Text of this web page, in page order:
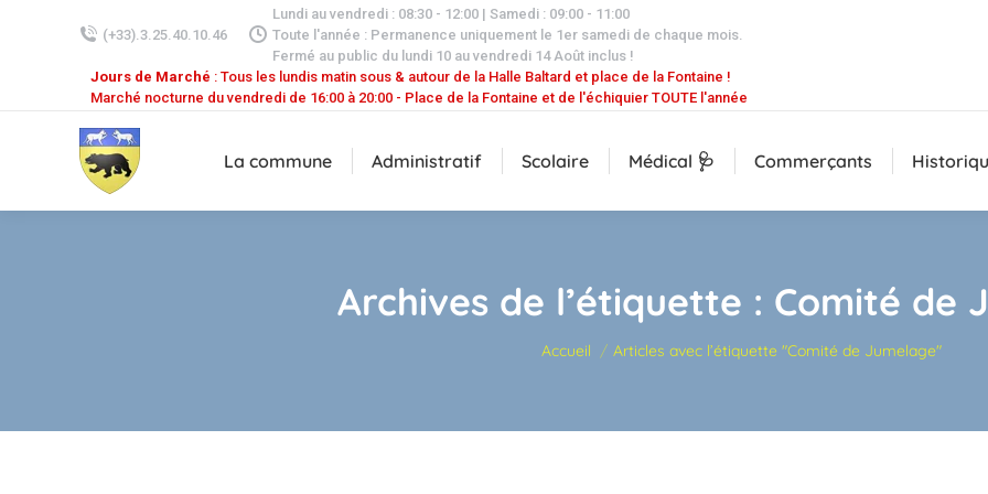
(+33).3.25.40.10.46
Lundi au vendredi : 08:30 - 12:00 | Samedi : 09:00 - 11:00
Toute l'année : Permanence uniquement le 1er samedi de chaque mois.
Fermé au public du lundi 10 au vendredi 14 Août inclus !
Jours de Marché : Tous les lundis matin sous & autour de la Halle Baltard et place de la Fontaine !
Marché nocturne du vendredi de 16:00 à 20:00 - Place de la Fontaine et de l'échiquier TOUTE l'année
La commune Administratif Scolaire Médical 🩺 Commerçants
Archives de l’étiquette : Comité de
Vous êtes ici :
Accueil Articles avec l’étiquette "Comité de Jumelage"